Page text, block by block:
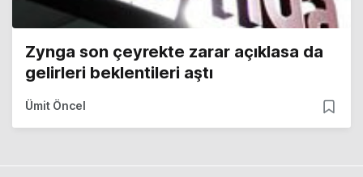
Zynga son çeyrekte zarar açıklasa da
gelirleri beklentileri aştı
Ümit Öncel